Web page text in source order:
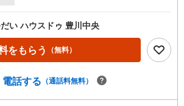
い ハウスドゥ 豊川中央
をもらう （無料）
電話する （通話料無料）